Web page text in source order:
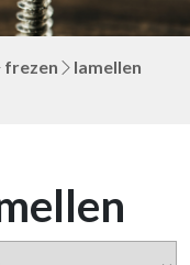
frezen
lamellen